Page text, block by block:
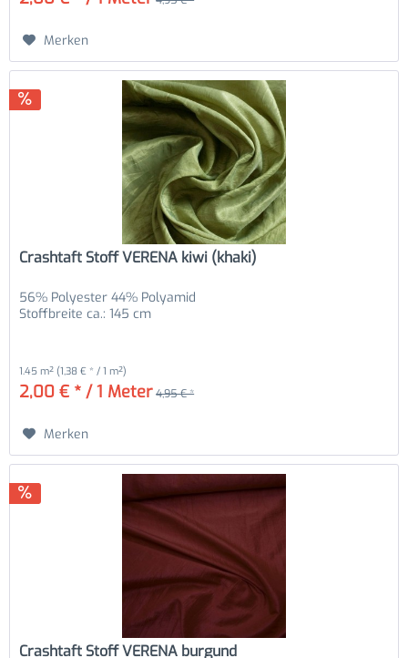
Merken
Crashtaft Stoff VERENA kiwi (khaki)
56% Polyester 44% Polyamid
Stoffbreite ca.: 145 cm
1.45 m² (1,38 € * / 1 m²)
2,00 € * / 1 Meter 4,95 € *
Merken
Crashtaft Stoff VERENA burgund